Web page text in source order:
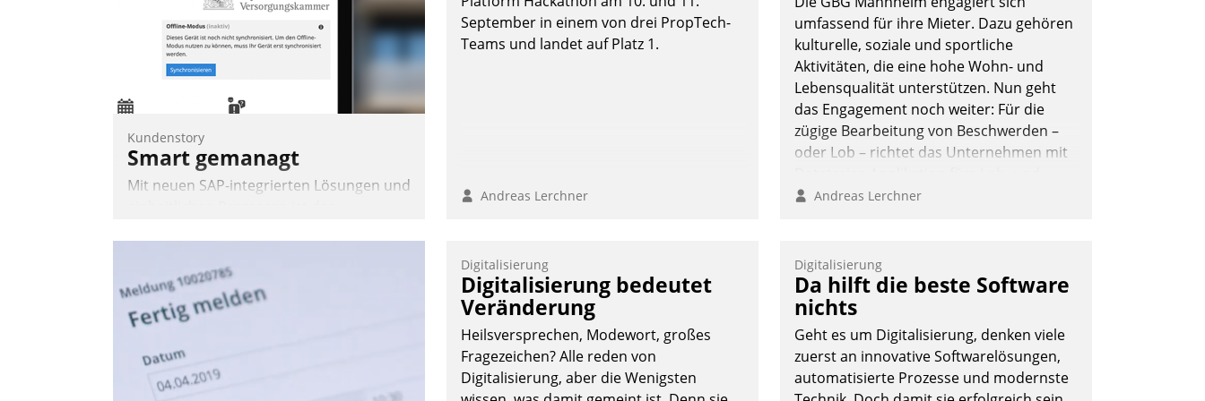
Kundenstory
Smart gemanagt
Mit neuen SAP-integrierten Lösungen und
Kapitalanlage für künftige Aufgaben und
Herausforderungen gerüstet.
September in einem von drei PropTech-
Teams und landet auf Platz 1.
Andreas Lerchner
umfassend für ihre Mieter. Dazu gehören
kulturelle, soziale und sportliche
Aktivitäten, die eine hohe Wohn- und
Lebensqualität unterstützen. Nun geht
das Engagement noch weiter: Für die
zügige Bearbeitung von Beschwerden –
oder Lob – richtet das Unternehmen mit
Beschwerde-Management einen eigenen
Andreas Lerchner
Digitalisierung
Digitalisierung bedeutet
Veränderung
Heilsversprechen, Modewort, großes
Fragezeichen? Alle reden von
Digitalisierung, aber die Wenigsten
Digitalisierung
Da hilft die beste Software
nichts
Geht es um Digitalisierung, denken viele
zuerst an innovative Softwarelösungen,
automatisierte Prozesse und modernste